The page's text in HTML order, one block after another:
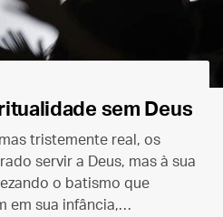
sem Deus
tristemente real, os
servir a Deus, mas à sua
o batismo que
em sua infância,